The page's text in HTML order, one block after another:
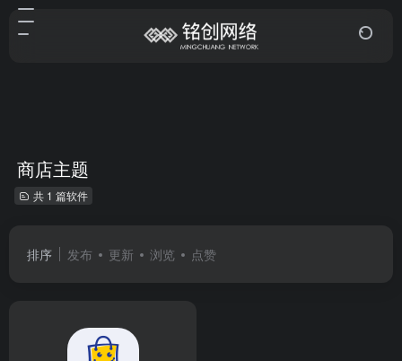
商店主题
共 1 篇软件
排序 发布 更新 浏览 点赞